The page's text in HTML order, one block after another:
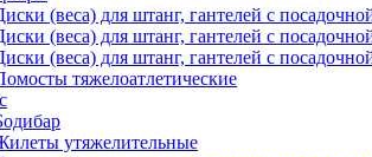
(веса) для штанг, гантелей с
(веса) для штанг, гантелей с
(веса) для штанг, гантелей с
тяжелоатлетические
утяжелительные